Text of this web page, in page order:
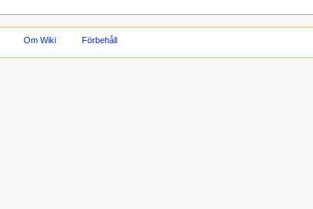
Om Wiki Förbehåll